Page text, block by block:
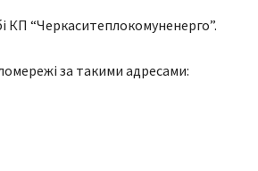
КП “Черкаситеплокомуненерго”.
за такими адресами: